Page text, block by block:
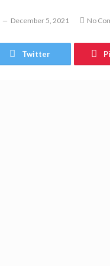
December 5, 2021 No
Twitter